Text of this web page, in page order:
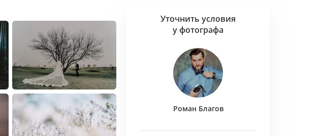
кольцо от Tiffany или платье от Vera Wang – желанна для каждой
невесты, которая ценит качество, стиль и престиж мастера.
Уточнить условия
у фотографа
Роман Благов